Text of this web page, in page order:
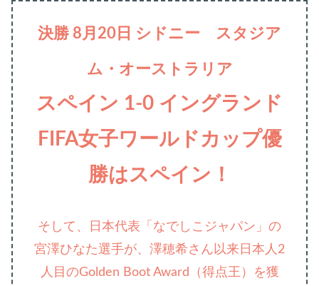
決勝 8月20日 シドニー スタジア
ム・オーストラリア
スペイン 1-0 イングランド
FIFA女子ワールドカップ優
勝はスペイン！
そして、日本代表「なでしこジャパン」の
宮澤ひなた選手が、澤穂希さん以来日本人2
人目のGolden Boot Award（得点王）を獲